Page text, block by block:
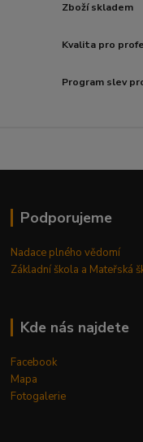
Zboží skladem
Kvalita pro
Program slev
Podporujeme
Nadace plného vědomí
Základní škola a Mateřská
Kde nás najdete
Facebook
Mapa
Fotogalerie